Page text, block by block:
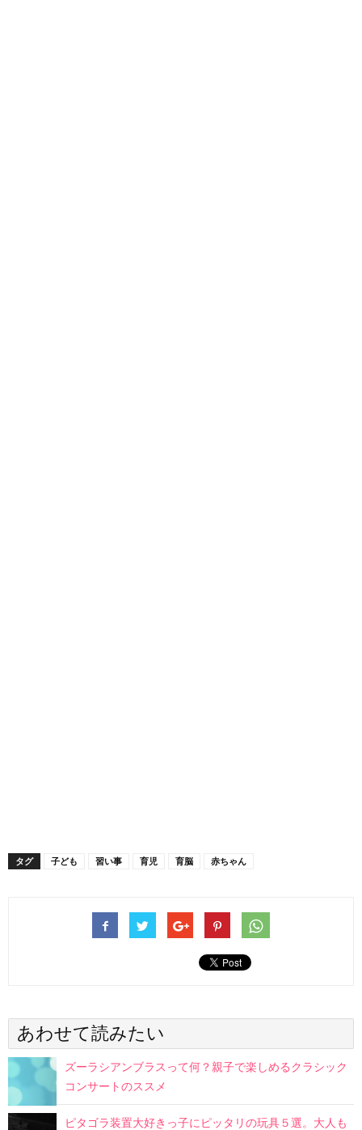
タグ 子ども 習い事 育児 育脳 赤ちゃん
あわせて読みたい
ズーラシアンブラスって何？親子で楽しめるクラシック
コンサートのススメ
ピタゴラ装置大好きっ子にピッタリの玩具５選。大人も